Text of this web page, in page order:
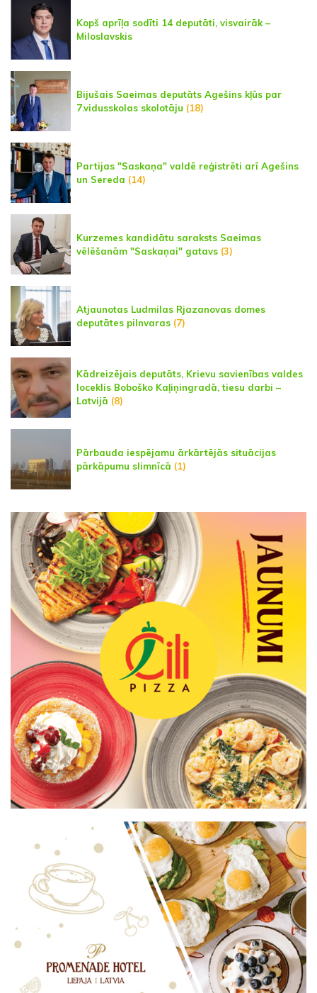
Kopš aprīļa sodīti 14 deputāti, visvairāk –
Miloslavskis
Bijušais Saeimas deputāts Agešins kļūs par
7.vidusskolas skolotāju (18)
Partijas "Saskaņa" valdē reģistrēti arī Agešins
un Sereda (14)
Kurzemes kandidātu saraksts Saeimas
vēlēšanām "Saskaņai" gatavs (3)
Atjaunotas Ludmilas Rjazanovas domes
deputātes pilnvaras (7)
Kādreizējais deputāts, Krievu savienības valdes
loceklis Boboško Kaļiņingradā, tiesu darbi –
Latvijā (8)
Pārbauda iespējamu ārkārtējās situācijas
pārkāpumu slimnīcā (1)